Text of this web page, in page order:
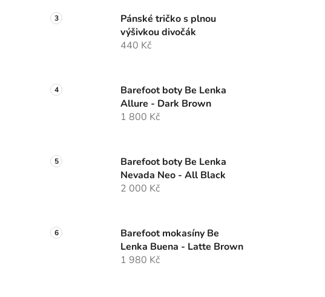
Pánské tričko s plnou
výšivkou divočák
440 Kč
Barefoot boty Be Lenka
Allure - Dark Brown
1 800 Kč
Barefoot boty Be Lenka
Nevada Neo - All Black
2 000 Kč
Barefoot mokasíny Be
Lenka Buena - Latte Brown
1 980 Kč